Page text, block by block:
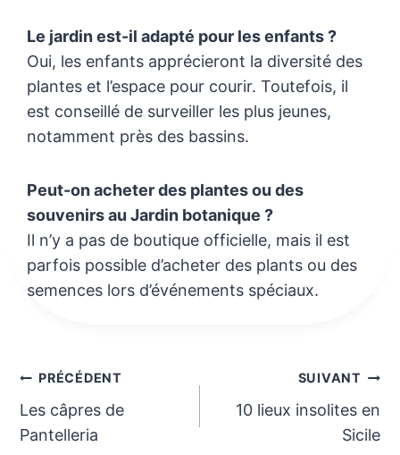
Le jardin est-il adapté pour les enfants ?
Oui, les enfants apprécieront la diversité des
plantes et l’espace pour courir. Toutefois, il
est conseillé de surveiller les plus jeunes,
notamment près des bassins.
Peut-on acheter des plantes ou des
souvenirs au Jardin botanique ?
Il n’y a pas de boutique officielle, mais il est
parfois possible d’acheter des plants ou des
semences lors d’événements spéciaux.
Navigation
de
PRÉCÉDENT
Les câpres de
Pantelleria
SUIVANT
10 lieux insolites en
Sicile